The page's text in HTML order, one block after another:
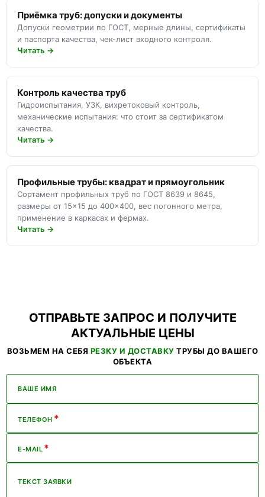
Приёмка труб: допуски и документы
Допуски геометрии по ГОСТ, мерные длины, сертификаты
и паспорта качества, чек-лист входного контроля.
Читать →
Контроль качества труб
Гидроиспытания, УЗК, вихретоковый контроль,
механические испытания: что стоит за сертификатом
качества.
Читать →
Профильные трубы: квадрат и прямоугольник
Сортамент профильных труб по ГОСТ 8639 и 8645,
размеры от 15×15 до 400×400, вес погонного метра,
применение в каркасах и фермах.
Читать →
ОТПРАВЬТЕ ЗАПРОС И ПОЛУЧИТЕ
АКТУАЛЬНЫЕ ЦЕНЫ
ВОЗЬМЕМ НА СЕБЯ РЕЗКУ И ДОСТАВКУ ТРУБЫ ДО ВАШЕГО
ОБЪЕКТА
ВАШЕ ИМЯ
ТЕЛЕФОН *
E-MAIL *
ТЕКСТ ЗАЯВКИ